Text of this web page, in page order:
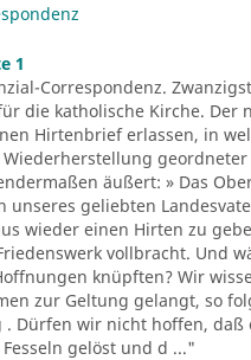
1
Correspondenz.
die katholische Kirche.
Hirtenbrief erlassen, in
äußert: » Das
unseres geliebten
wieder einen Hirten zu
vollbracht. Und
knüpften? Wir
zur Geltung gelangt, so
Dürfen wir nicht hoffen, daß
gelöst und d ..."